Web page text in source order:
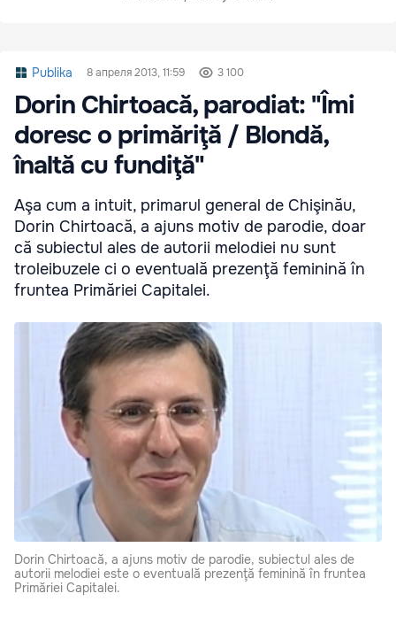
Publika 8 апреля 2013, 11:59 3 100
Dorin Chirtoacă, parodiat: "Îmi
doresc o primăriţă / Blondă,
înaltă cu fundiţă"
Aşa cum a intuit, primarul general de Chişinău,
Dorin Chirtoacă, a ajuns motiv de parodie, doar
că subiectul ales de autorii melodiei nu sunt
troleibuzele ci o eventuală prezenţă feminină în
fruntea Primăriei Capitalei.
Dorin Chirtoacă, a ajuns motiv de parodie, subiectul ales de
autorii melodiei este o eventuală prezenţă feminină în fruntea
Primăriei Capitalei.